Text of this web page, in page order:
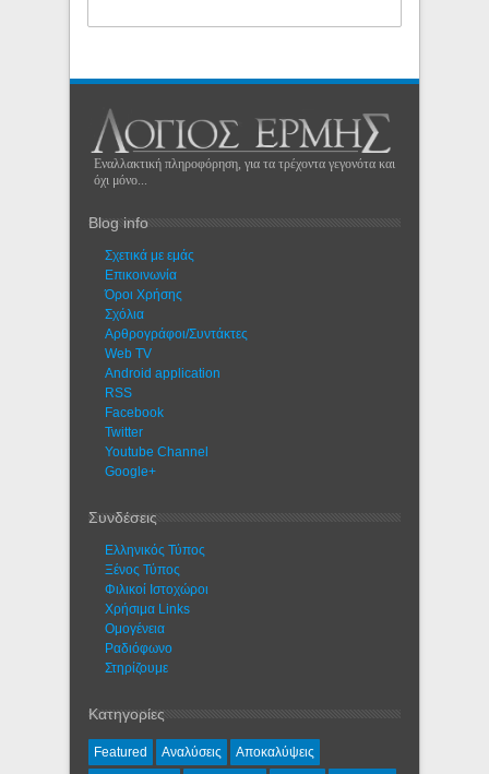
Εναλλακτική πληροφόρηση, για τα τρέχοντα γεγονότα και
όχι μόνο...
Blog info
Σχετικά με εμάς
Eπικοινωνία
Όροι Χρήσης
Σχόλια
Αρθρογράφοι/Συντάκτες
Web TV
Android application
RSS
Facebook
Twitter
Youtube Channel
Google+
Συνδέσεις
Ελληνικός Τύπος
Ξένος Τύπος
Φιλικοί Ιστοχώροι
Χρήσιμα Links
Ομογένεια
Ραδιόφωνο
Στηρίζουμε
Κατηγορίες
Featured Αναλύσεις Αποκαλύψεις